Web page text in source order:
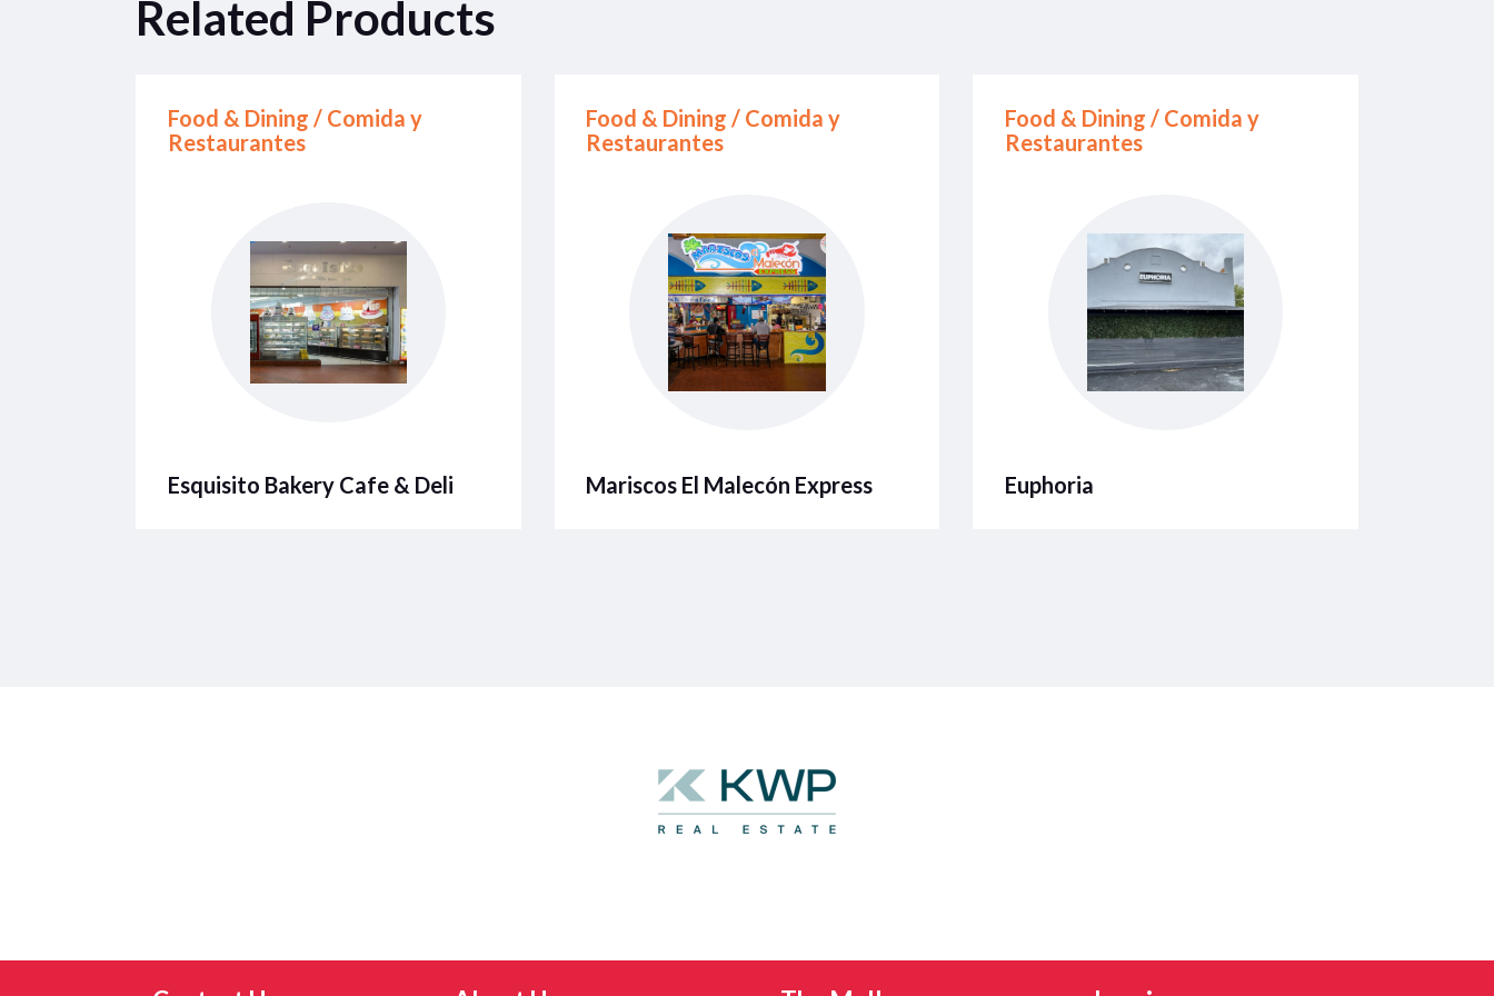
Related Products
Food & Dining / Comida y
Restaurantes
Esquisito Bakery Cafe & Deli
Food & Dining / Comida y
Restaurantes
Mariscos El Malecón Express
Food & Dining / Comida y
Restaurantes
Euphoria